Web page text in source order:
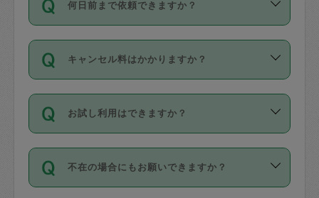
時間も被らない場合、損害保険の対象外
社員など様々なバックグラウンドの方が
登録しています。
日本語も話せる方など様々です。
ールに記載していますので、各自の得意
を依頼してください。
確認しています。タスカジさんトレーニ
ング動画を使ったセルフトレーニングの
現場トライアルを受け、合格したタスカ
ジさんが活動されています。
※テストセンターの講評は１件目のレビュ
参考
【詳細】タスカジさんの登録に際
を通して成立した作業時間内での作業に
適用されます。作業範囲は、掃除、洗
です。作業中に物を壊したり、人にけが
をさせたりした場合が対象で、補償金額
す。
写真を撮り、
何日前まで依頼できますか？
ご依頼は、現在を起点に3日後（72時間
以降）の日時から受付可能となっていま
す。
タスカジさんへ「募集」をかけることが
可能です。
キャンセル料はかかりますか？
キャンセル料には、以下の2種類がありま
す。
1. 直前キャンセル（定期、スポット契約
共通）
お試し利用はできますか？
「お試し利用」というメニューはありま
せんが、「一回のみ」依頼を活用するこ
とによって、気に入ったタスカジさんを
不在の場合にもお願いできますか？